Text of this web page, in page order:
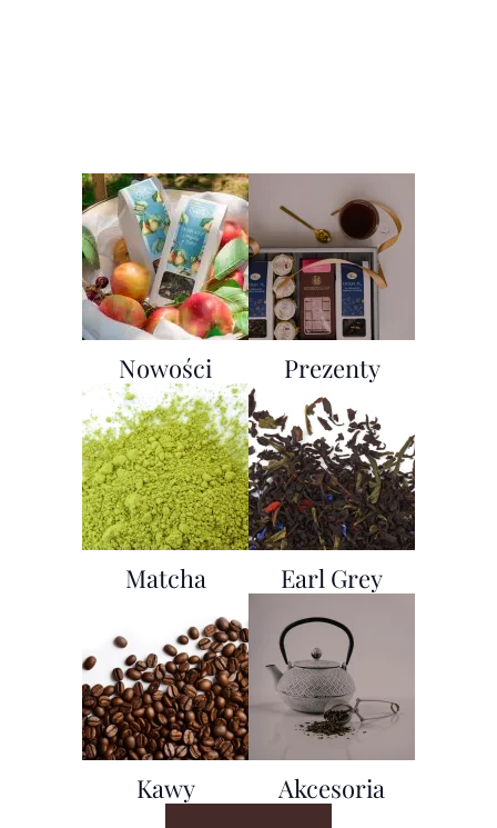
Nowości Prezenty
Matcha Earl Grey
Kawy Akcesoria